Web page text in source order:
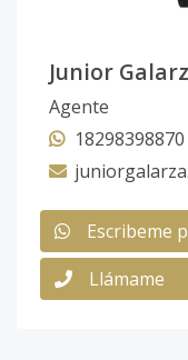
Junior
Agente
18298398870
Escribeme
Llámame